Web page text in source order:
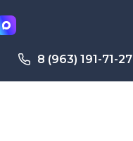
8 (963) 191-71-27